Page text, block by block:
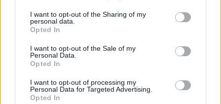
not limited to your visit or usage behaviour. You may click to
grant or deny consent to Google and its third-party tags to
use your data for below specified purposes in below Google
consent section.
I want to opt-out of the Sharing of my
personal data.
Opted In
I want to opt-out of the Sale of my
Personal Data.
Opted In
I want to opt-out of processing my
Personal Data for Targeted Advertising.
Opted In